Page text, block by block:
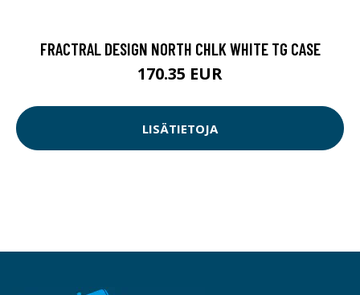
FRACTRAL DESIGN NORTH CHLK WHITE TG CASE
170.35 EUR
LISÄTIETOJA